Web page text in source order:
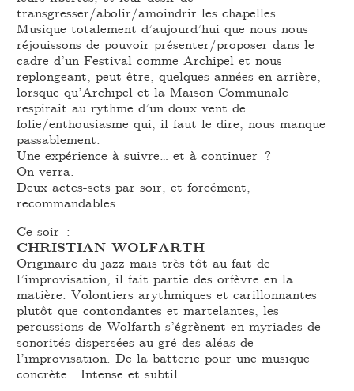
transgresser/abolir/amoindrir les chapelles.
Musique totalement d’aujourd’hui que nous nous
réjouissons de pouvoir présenter/proposer dans le
cadre d’un Festival comme Archipel et nous
replongeant, peut-être, quelques années en arrière,
lorsque qu’Archipel et la Maison Communale
respirait au rythme d’un doux vent de
folie/enthousiasme qui, il faut le dire, nous manque
passablement.
Une expérience à suivre… et à continuer ?
On verra.
Deux actes-sets par soir, et forcément,
recommandables.
Ce soir :
CHRISTIAN WOLFARTH
Originaire du jazz mais très tôt au fait de
l’improvisation, il fait partie des orfèvre en la
matière. Volontiers arythmiques et carillonnantes
plutôt que contondantes et martelantes, les
percussions de Wolfarth s’égrènent en myriades de
sonorités dispersées au gré des aléas de
l’improvisation. De la batterie pour une musique
concrète… Intense et subtil